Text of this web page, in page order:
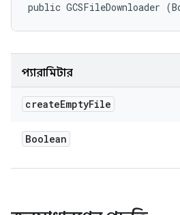
public GCSFileDownloader
প্যারামিটার
createEmptyFile
Boolean